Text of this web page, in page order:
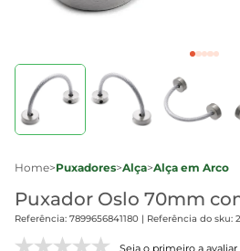
Home>Puxadores>Alça>Alça em Arco
Puxador Oslo 70mm
Referência: 7899656841180 | Referência do sku:
Seja o primeiro a avaliar